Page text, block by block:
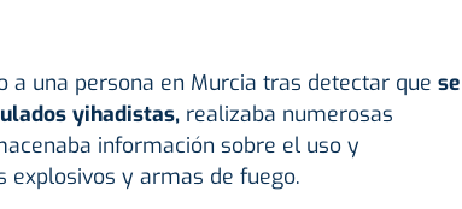
a una persona en Murcia tras detectar que se
yihadistas,realizaba numerosas
información sobre el uso y
explosivos y armas de fuego.